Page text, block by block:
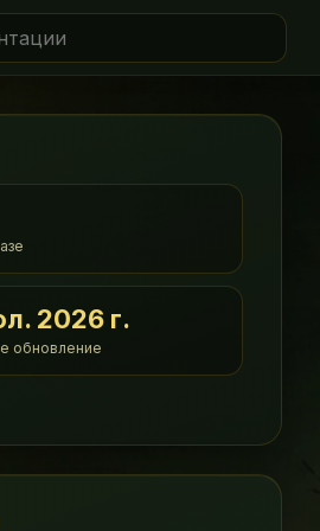
2026 г.
обновление